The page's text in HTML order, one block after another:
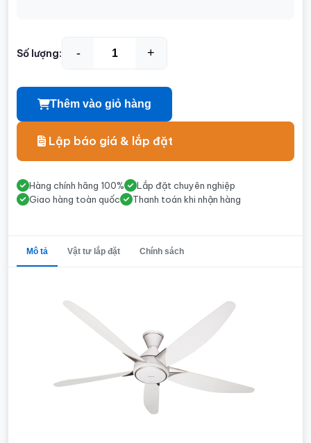
Số lượng: - +
Thêm vào giỏ hàng
Lập báo giá & lắp đặt
Hàng chính hãng 100%
Lắp đặt chuyên nghiệp
Giao hàng toàn quốc
Thanh toán khi nhận hàng
Mô tả Vật tư lắp đặt Chính sách